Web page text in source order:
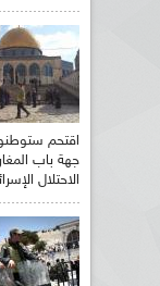
اقتحم
جهة باب
الاحتلال